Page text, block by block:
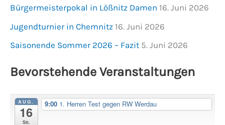
Bürgermeisterpokal in Lößnitz Damen 16. Juni 2026
Jugendturnier in Chemnitz 16. Juni 2026
Saisonende Sommer 2026 – Fazit 5. Juni 2026
Bevorstehende Veranstaltungen
AUG.
16
So.
9:00 1. Herren Test gegen RW Werdau